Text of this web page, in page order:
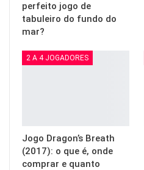
perfeito jogo de
tabuleiro do fundo do
mar?
2 A 4 JOGADORES
Jogo Dragon’s Breath
(2017): o que é, onde
comprar e quanto